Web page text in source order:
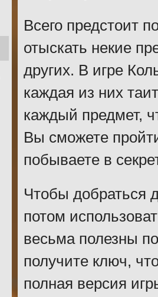
Всего предстоит
отыскать некие
других. В игре
каждая из них
каждый предмет,
Вы сможете
побываете в
Чтобы добраться
потом
весьма полезны
получите ключ,
полная версия